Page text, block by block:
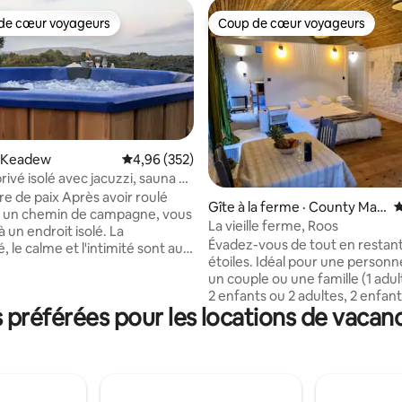
5, 472 commentaires
cœur voyageurs parmi les plus aimés
cœur voyageurs
Note moyenne de 4,96 sur 5, 352
4,96 (352)
isolé avec jacuzzi, sauna et
avoir roulé
un chemin de campagne, vous
un endroit isolé. La
le calme et l'intimité sont au
musique forte si vous le
ou baignez-vous dans le bruit
Coup de cœur voyageurs
Coup de cœur voyageurs
Gîte à la ferme · County May
o
La vieille ferme, Roos
Évadez-vous de tout en
étoiles. Idéal pour une personne seule,
un couple ou une famille (1
2 enfants ou 2 adultes, 2 enfants).
propriété est située dans une
ruelle, dans un cadre rural
pour les locations de